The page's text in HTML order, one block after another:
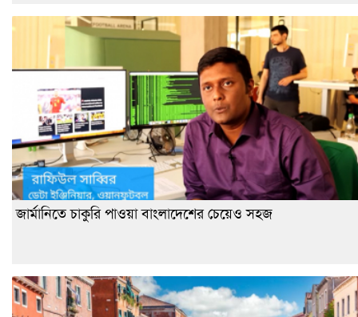
জার্মানিতে চাকুরি পাওয়া বাংলাদেশের চেয়েও সহজ